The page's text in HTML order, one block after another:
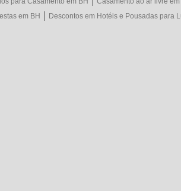
em BH | Descontos em Hotéis e Pousadas para